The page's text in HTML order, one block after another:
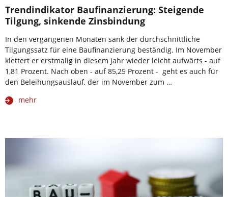
Trendindikator Baufinanzierung: Steigende
Tilgung, sinkende Zinsbindung
In den vergangenen Monaten sank der durchschnittliche
Tilgungssatz für eine Baufinanzierung beständig. Im November
klettert er erstmalig in diesem Jahr wieder leicht aufwärts - auf
1,81 Prozent. Nach oben - auf 85,25 Prozent - geht es auch für
den Beleihungsauslauf, der im November zum …
mehr